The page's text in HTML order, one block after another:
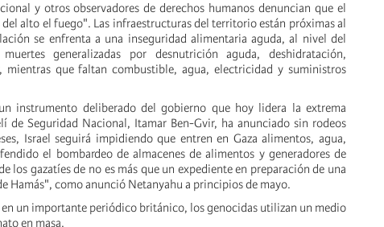
y otros observadores de derechos humanos denuncian que el
del alto el fuego". Las infraestructuras del territorio están próximas al
se enfrenta a una inseguridad alimentaria aguda, al nivel del
generalizadas por desnutrición aguda, deshidratación,
mientras que faltan combustible, agua, electricidad y suministros
instrumento deliberado del gobierno que hoy lidera la extrema
de Seguridad Nacional, Itamar Ben-Gvir, ha anunciado sin rodeos
Israel seguirá impidiendo que entren en Gaza alimentos, agua,
el bombardeo de almacenes de alimentos y generadores de
los gazatíes de no es más que un expediente en preparación de una
Hamás", como anunció Netanyahu a principios de mayo.
un importante periódico británico, los genocidas utilizan un medio
en masa.